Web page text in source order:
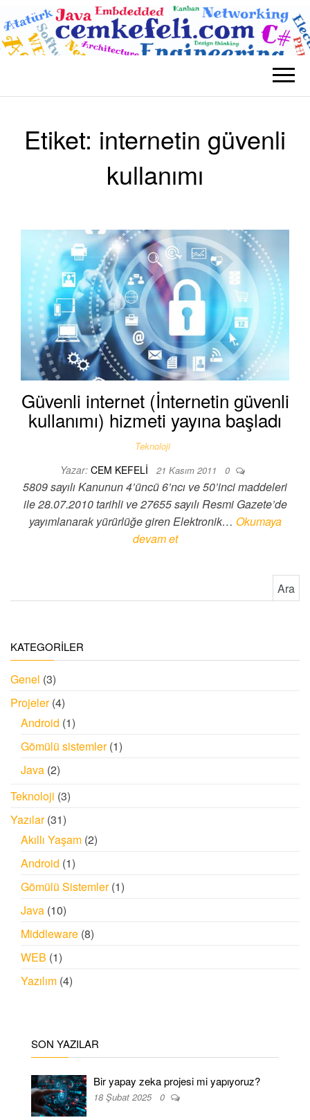
BLOG CEM
KEFELI
Teknolojik
Etiket: internetin güvenli
kullanımı
Güvenli internet (İnternetin güvenli
kullanımı) hizmeti yayına başladı
Teknoloji
Yazar: CEM KEFELI 21 Kasım 2011 0
5809 sayılı Kanunun 4’üncü 6’ncı ve 50’inci maddeleri
ile 28.07.2010 tarihli ve 27655 sayılı Resmi Gazete’de
yayımlanarak yürürlüğe giren Elektronik… Okumaya
devam et
KATEGORİLER
Genel (3)
Projeler(4)
Android (1)
Gömülü sistemler(1)
Java (2)
Teknoloji (3)
Yazılar(31)
Akıllı Yaşam (2)
Android (1)
Gömülü Sistemler(1)
Java (10)
Middleware (8)
WEB (1)
Yazılım (4)
SON YAZILAR
Bir yapay zeka projesi mi yapıyoruz?
18 Şubat 2025 0